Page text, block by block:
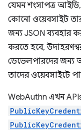
যেমন শংসাপত্র আইডি,
কোনো ওয়েবসাইট তার
জন্য JSON ব্যবহার
করতে হবে,
ডেভেলপারদের জন্য
তাদের ওয়েবসাইটে
WebAuthn এখন